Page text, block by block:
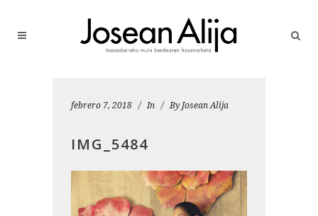
febrero 7, 2018 In By Josean Alija
IMG_5484